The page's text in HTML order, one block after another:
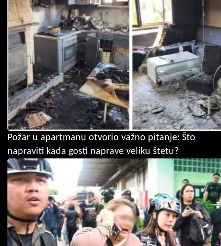
Požar u apartmanu otvorio važno pitanje: Što
napraviti kada gosti naprave veliku štetu?